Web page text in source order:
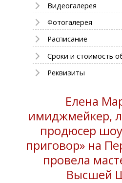
Видеогалерея
Фотогалерея
Расписание
Сроки и стоимость
Реквизиты
Елена
имиджмейкер,
продюсер
приговор» на
провела
Высшей